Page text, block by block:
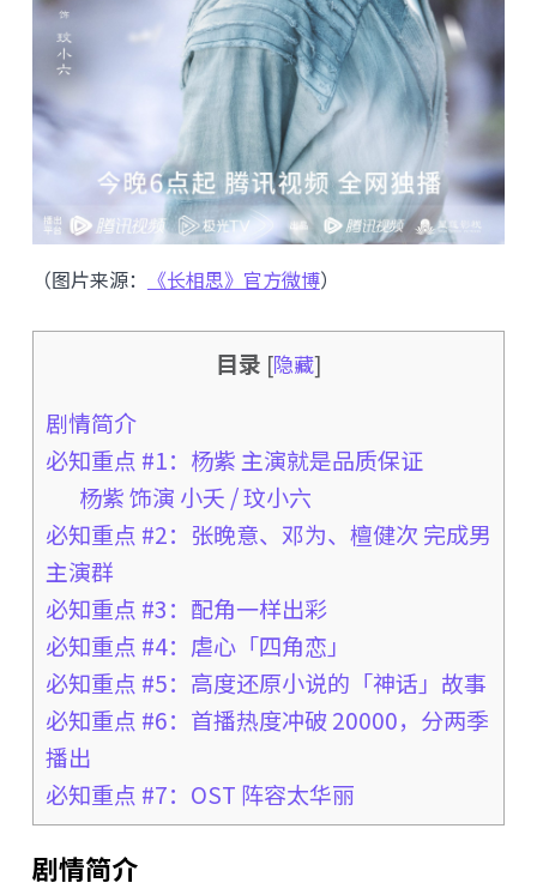
（图片来源： 《长相思》官方微博）
目录 [隐藏]
剧情简介
必知重点 #1：杨紫 主演就是品质保证
杨紫 饰演 小夭 / 玟小六
必知重点 #2：张晚意、邓为、檀健次 完成男
主演群
必知重点 #3：配角一样出彩
必知重点 #4：虐心「四角恋」
必知重点 #5：高度还原小说的「神话」故事
必知重点 #6：首播热度冲破 20000，分两季
播出
必知重点 #7：OST 阵容太华丽
剧情简介